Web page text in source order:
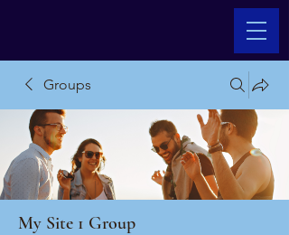
Groups
My Site 1 Group